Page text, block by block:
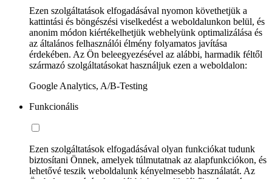
Ezen szolgáltatások elfogadásával nyomon követhetjük a
kattintási és böngészési viselkedést a weboldalunkon belül, és
anonim módon kiértékelhetjük webhelyünk optimalizálása és
az általános felhasználói élmény folyamatos javítása
érdekében. Az Ön beleegyezésével az alábbi, harmadik féltől
származó szolgáltatásokat használjuk ezen a weboldalon:
Google Analytics, A/B-Testing
Funkcionális
Ezen szolgáltatások elfogadásával olyan funkciókat tudunk
biztosítani Önnek, amelyek túlmutatnak az alapfunkciókon, és
lehetővé teszik weboldalunk kényelmesebb használatát. Az